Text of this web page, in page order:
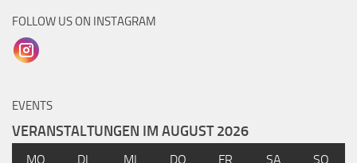
FOLLOW US ON INSTAGRAM
EVENTS
VERANSTALTUNGEN IM AUGUST 2026
MO DI MI DO FR SA SO